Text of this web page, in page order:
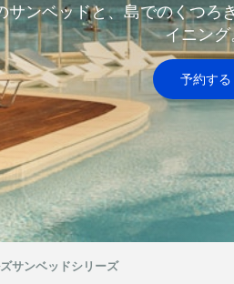
サンベッドと、島でのくつろ
イニング
予約する
サンベッドシリーズ